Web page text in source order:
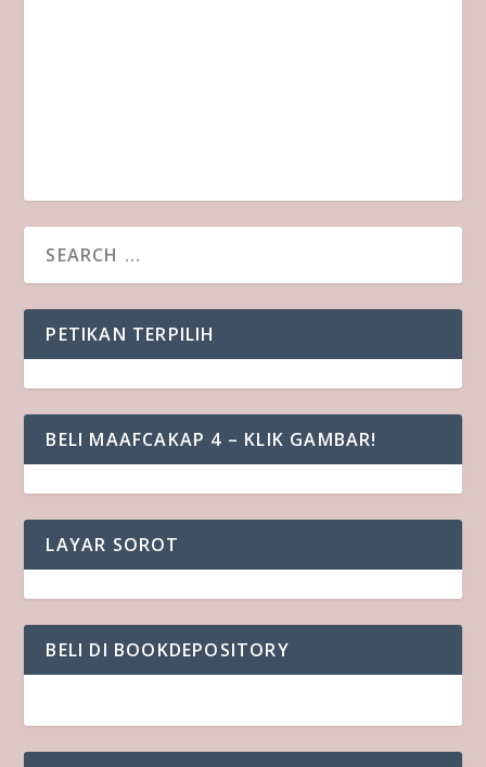
PETIKAN TERPILIH
BELI MAAFCAKAP 4 – KLIK GAMBAR!
LAYAR SOROT
BELI DI BOOKDEPOSITORY